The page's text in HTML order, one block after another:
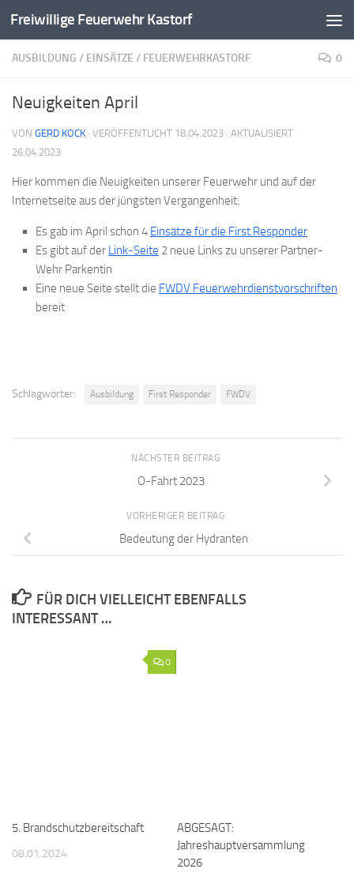
Zum Inhalt springen
Freiwillige Feuerwehr Kastorf
AUSBILDUNG / EINSÄTZE / FEUERWEHRKASTORF 0
Neuigkeiten April
VON GERD KOCK · VERÖFFENTLICHT 18.04.2023 · AKTUALISIERT
26.04.2023
Hier kommen die Neuigkeiten unserer Feuerwehr und auf der
Internetseite aus der jüngsten Vergangenheit:
Es gab im April schon 4 Einsätze für die First Responder
Es gibt auf der Link-Seite 2 neue Links zu unserer Partner-
Wehr Parkentin
Eine neue Seite stellt die FWDV Feuerwehrdienstvorschriften
bereit
Schlagwörter: Ausbildung First Responder FWDV
NÄCHSTER BEITRAG
O-Fahrt 2023
VORHERIGER BEITRAG
Bedeutung der Hydranten
FÜR DICH VIELLEICHT EBENFALLS
INTERESSANT …
0
5. Brandschutzbereitschaft
08.01.2024
ABGESAGT:
Jahreshauptversammlung
2026